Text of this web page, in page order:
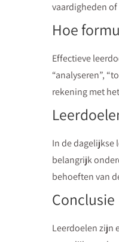
vaardigheden
Hoe
Effectieve
“analyseren”,
rekening met
In de dagelijkse
belangrijk
behoeften van
Conclusie
Leerdoelen zijn